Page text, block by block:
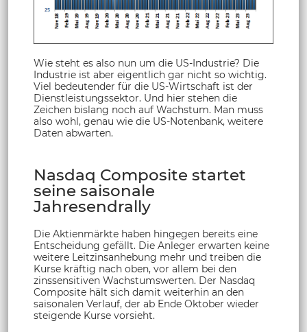
Wie steht es also nun um die US-Industrie? Die
Industrie ist aber eigentlich gar nicht so wichtig.
Viel bedeutender für die US-Wirtschaft ist der
Dienstleistungssektor. Und hier stehen die
Zeichen bislang noch auf Wachstum. Man muss
also wohl, genau wie die US-Notenbank, weitere
Daten abwarten.
Nasdaq Composite startet
seine saisonale
Jahresendrally
Die Aktienmärkte haben hingegen bereits eine
Entscheidung gefällt. Die Anleger erwarten keine
weitere Leitzinsanhebung mehr und treiben die
Kurse kräftig nach oben, vor allem bei den
zinssensitiven Wachstumswerten. Der Nasdaq
Composite hält sich damit weiterhin an den
saisonalen Verlauf, der ab Ende Oktober wieder
steigende Kurse vorsieht.